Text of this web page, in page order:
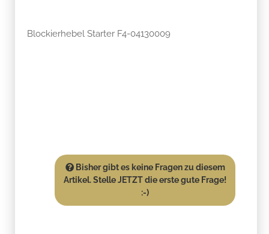
Blockierhebel Starter F4-04130009
Bisher gibt es keine Fragen zu diesem
Artikel. Stelle JETZT die erste gute Frage!
:-)